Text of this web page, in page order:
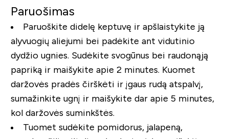
Paruošimas
Paruoškite didelę keptuvę ir apšlaistykite ją
alyvuogių aliejumi bei padėkite ant vidutinio
dydžio ugnies. Sudėkite svogūnus bei raudonąją
papriką ir maišykite apie 2 minutes. Kuomet
daržovės pradės čirškėti ir įgaus rudą atspalvį,
sumažinkite ugnį ir maišykite dar apie 5 minutes,
kol daržovės suminkštės.
Tuomet sudėkite pomidorus, jalapeną,